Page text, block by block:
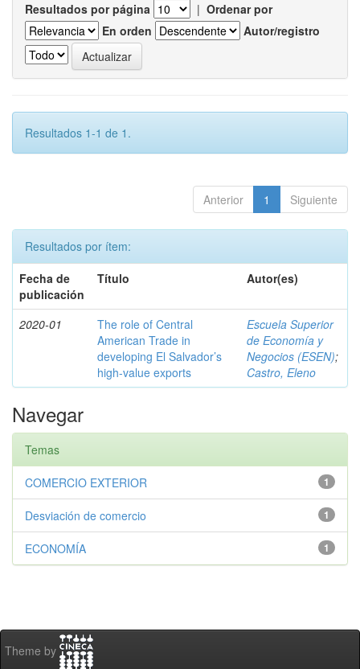
Resultados por página | Ordenar por
En orden
Autor/registro
Resultados 1-1 de 1.
Anterior 1 Siguiente
Resultados por ítem:
Fecha de
publicación
Título Autor(es)
2020-01
The role of Central
American Trade in
developing El Salvador’s
high-value exports
Escuela Superior
de Economía y
Negocios (ESEN);
Castro, Eleno
Navegar
Temas
1
COMERCIO EXTERIOR
1
Desviación de comercio
1
ECONOMÍA
Theme by